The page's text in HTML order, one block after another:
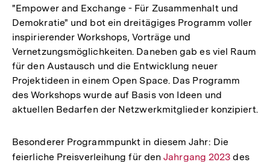
"Empower and Exchange - Für Zusammenhalt und
Demokratie" und bot ein dreitägiges Programm voller
inspirierender Workshops, Vorträge und
Vernetzungsmöglichkeiten. Daneben gab es viel Raum
für den Austausch und die Entwicklung neuer
Projektideen in einem Open Space. Das Programm
des Workshops wurde auf Basis von Ideen und
aktuellen Bedarfen der Netzwerkmitglieder konzipiert.
Besonderer Programmpunkt in diesem Jahr: Die
feierliche Preisverleihung für denInterner
Jahrgang 2023des